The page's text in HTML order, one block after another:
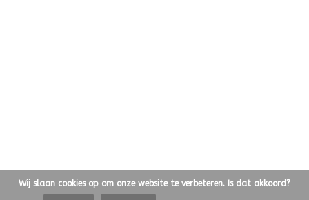
Wij slaan cookies op om onze website te verbeteren. Is dat akkoord?